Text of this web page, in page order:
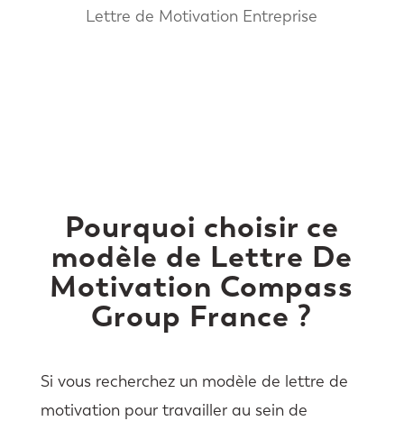
Lettre de Motivation Entreprise
Pourquoi choisir ce
modèle de Lettre De
Motivation Compass
Group France ?
Si vous recherchez un modèle de lettre de
motivation pour travailler au sein de